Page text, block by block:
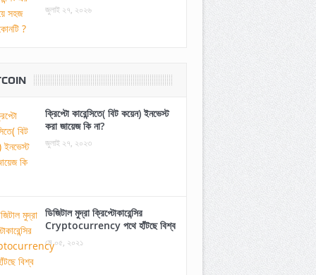
জুলাই ২৭, ২০২৬
ক্রিপ্টো কারেন্সিতে( বিট কয়েন) ইনভেস্ট
করা জায়েজ কি না?
জুলাই ২৭, ২০২৩
ডিজিটাল মুদ্রা ক্রিপ্টোকারেন্সির
Cryptocurrency পথে হাঁটছে বিশ্ব
মে ০৫, ২০২১